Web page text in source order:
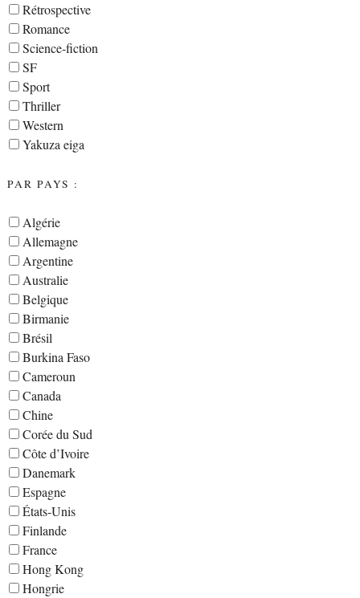
Rétrospective
Romance
Science-fiction
SF
Sport
Thriller
Western
Yakuza eiga
PAR PAYS :
Algérie
Allemagne
Argentine
Australie
Belgique
Birmanie
Brésil
Burkina Faso
Cameroun
Canada
Chine
Corée du Sud
Côte d’Ivoire
Danemark
Espagne
États-Unis
Finlande
France
Hong Kong
Hongrie